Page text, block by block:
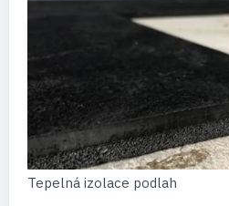
Tepelná izolace podlah